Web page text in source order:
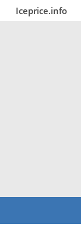
Iceprice.info